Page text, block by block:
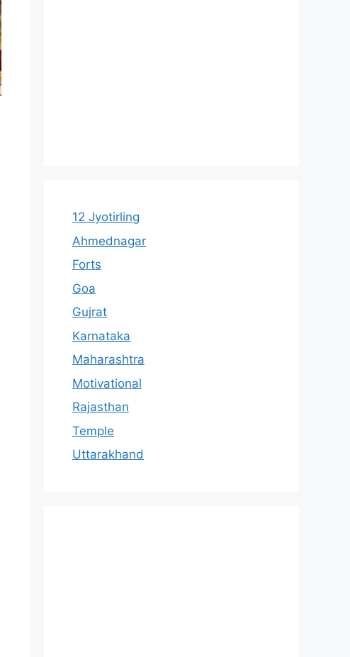
12 Jyotirling
Ahmednagar
Forts
Goa
Gujrat
Karnataka
Maharashtra
Motivational
Rajasthan
Temple
Uttarakhand